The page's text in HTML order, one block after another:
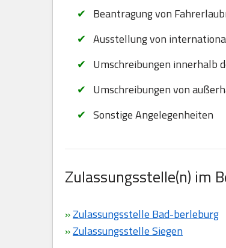
Beantragung von
Ausstellung von
Umschreibungen innerhalb
Umschreibungen von
Sonstige Angelegenheiten
Zulassungsstelle(n) im
»Zulassungsstelle Bad-berleburg
»Zulassungsstelle Siegen